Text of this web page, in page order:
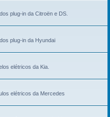
plug-in da Citroën e DS.
plug-in da Hyundai
elétricos da Kia.
elétricos da Mercedes